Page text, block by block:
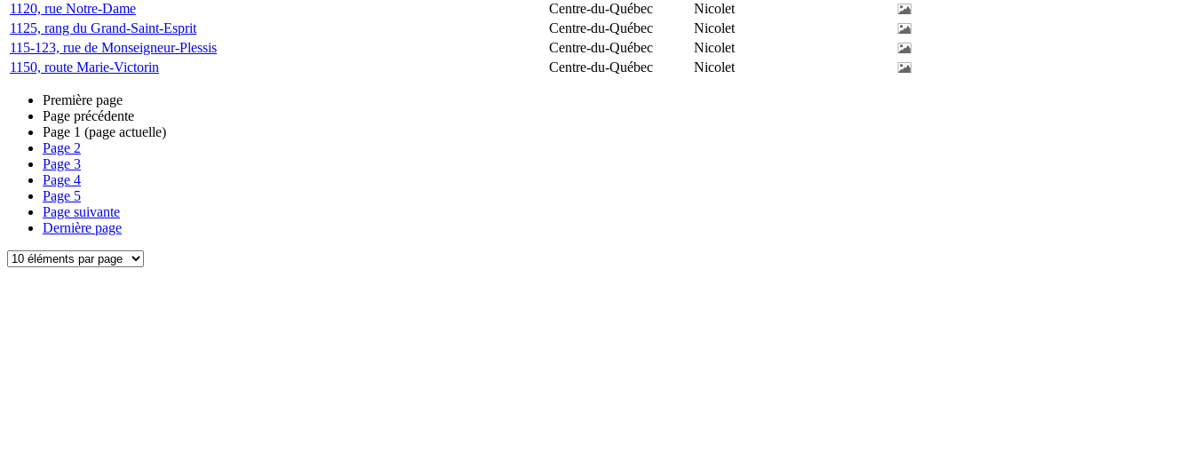
1120, rue Notre-Dame
Centre-du-Québec
Nicolet
1125, rang du Grand-Saint-Esprit
Centre-du-Québec
Nicolet
115-123, rue de Monseigneur-Plessis
Centre-du-Québec
Nicolet
1150, route Marie-Victorin
Centre-du-Québec Nicolet
Première page
Page précédente
Page 1 (page actuelle)
Page 2
Page 3
Page 4
Page 5
Page suivante
Dernière page